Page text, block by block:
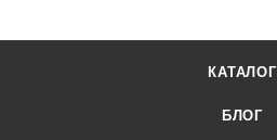
КАТАЛОГ
БЛОГ